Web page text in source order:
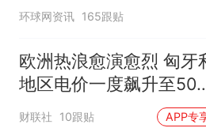
环球网资讯 165跟贴
欧洲热浪愈演愈烈 匈牙
地区电价一度飙升至500
欧元/兆瓦时
财联社 10跟贴 APP专